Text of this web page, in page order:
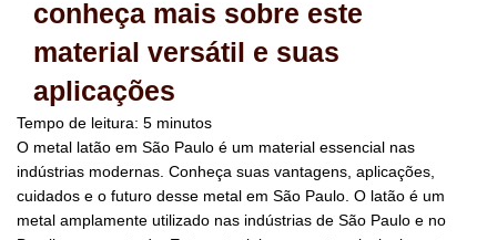
conheça mais sobre este
material versátil e suas
aplicações
Tempo de leitura: 5 minutos
O metal latão em São Paulo é um material essencial nas
indústrias modernas. Conheça suas vantagens, aplicações,
cuidados e o futuro desse metal em São Paulo. O latão é um
metal amplamente utilizado nas indústrias de São Paulo e no